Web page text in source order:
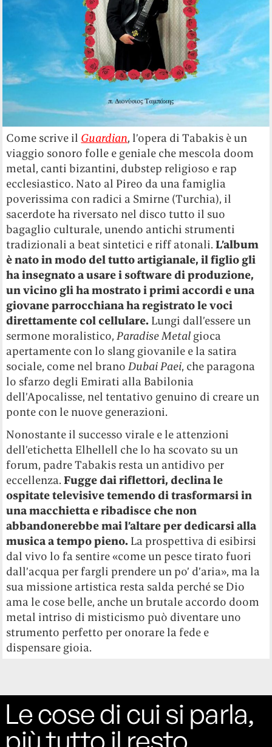
Come scrive il Guardian, l’opera di Tabakis è un
viaggio sonoro folle e geniale che mescola doom
metal, canti bizantini, dubstep religioso e rap
ecclesiastico. Nato al Pireo da una famiglia
poverissima con radici a Smirne (Turchia), il
sacerdote ha riversato nel disco tutto il suo
bagaglio culturale, unendo antichi strumenti
tradizionali a beat sintetici e riff atonali.L’album
è nato in modo del tutto artigianale, il figlio gli
ha insegnato a usare i software di produzione,
un vicino gli ha mostrato i primi accordi e una
giovane parrocchiana ha registrato le voci
direttamente col cellulare. Lungi dall’essere un
sermone moralistico, Paradise Metal gioca
apertamente con lo slang giovanile e la satira
sociale, come nel brano Dubai Paei, che paragona
lo sfarzo degli Emirati alla Babilonia
dell’Apocalisse, nel tentativo genuino di creare un
ponte con le nuove generazioni.
Nonostante il successo virale e le attenzioni
dell’etichetta Elhellell che lo ha scovato su un
forum, padre Tabakis resta un antidivo per
eccellenza.Fugge dai riflettori, declina le
ospitate televisive temendo di trasformarsi in
una macchietta e ribadisce che non
abbandonerebbe mai l’altare per dedicarsi alla
musica a tempo pieno. La prospettiva di esibirsi
dal vivo lo fa sentire «come un pesce tirato fuori
dall’acqua per fargli prendere un po’ d’aria», ma la
sua missione artistica resta salda perché se Dio
ama le cose belle, anche un brutale accordo doom
metal intriso di misticismo può diventare uno
strumento perfetto per onorare la fede e
dispensare gioia.
Le cose di cui si parla,